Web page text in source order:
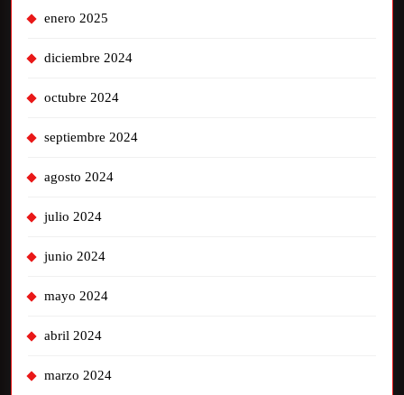
enero 2025
diciembre 2024
octubre 2024
septiembre 2024
agosto 2024
julio 2024
junio 2024
mayo 2024
abril 2024
marzo 2024